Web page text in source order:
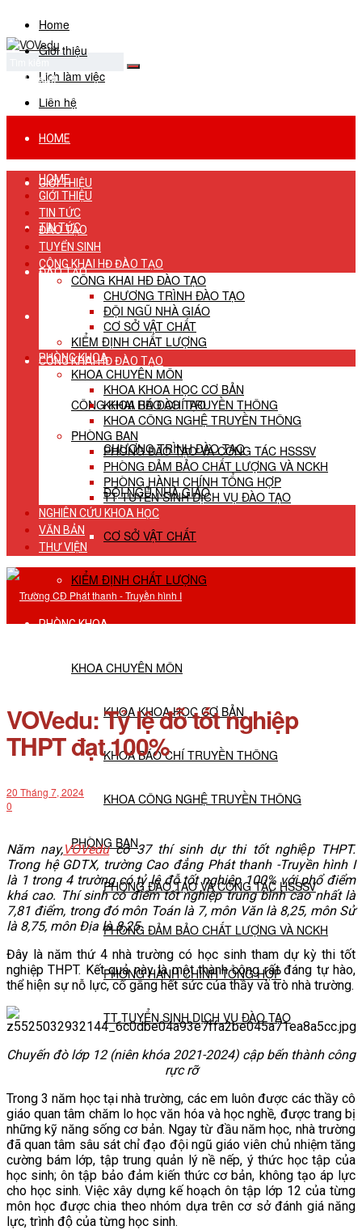
Home
Giới thiệu
Lịch làm việc
Liên hệ
No Result
View All Result
HOME
GIỚI THIỆU
TIN TỨC
ĐÀO TẠO
TUYỂN SINH
CÔNG KHAI HĐ ĐÀO TẠO
CÔNG KHAI HĐ ĐÀO TẠO
CHƯƠNG TRÌNH ĐÀO TẠO
ĐỘI NGŨ NHÀ GIÁO
CƠ SỞ VẬT CHẤT
KIỂM ĐỊNH CHẤT LƯỢNG
PHÒNG KHOA
KHOA CHUYÊN MÔN
KHOA KHOA HỌC CƠ BẢN
KHOA BÁO CHÍ TRUYỀN THÔNG
KHOA CÔNG NGHỆ TRUYỀN THÔNG
PHÒNG BAN
PHÒNG ĐÀO TẠO VÀ CÔNG TÁC HSSSV
PHÒNG ĐẢM BẢO CHẤT LƯỢNG VÀ NCKH
PHÒNG HÀNH CHÍNH TỔNG HỢP
TT TUYỂN SINH DỊCH VỤ ĐÀO TẠO
NGHIÊN CỨU KHOA HỌC
VĂN BẢN
THƯ VIỆN
HOME
GIỚI THIỆU
TIN TỨC
ĐÀO TẠO
TUYỂN SINH
CÔNG KHAI HĐ ĐÀO TẠO
CÔNG KHAI HĐ ĐÀO TẠO
CHƯƠNG TRÌNH ĐÀO TẠO
ĐỘI NGŨ NHÀ GIÁO
CƠ SỞ VẬT CHẤT
KIỂM ĐỊNH CHẤT LƯỢNG
PHÒNG KHOA
KHOA CHUYÊN MÔN
KHOA KHOA HỌC CƠ BẢN
KHOA BÁO CHÍ TRUYỀN THÔNG
KHOA CÔNG NGHỆ TRUYỀN THÔNG
PHÒNG BAN
PHÒNG ĐÀO TẠO VÀ CÔNG TÁC HSSSV
PHÒNG ĐẢM BẢO CHẤT LƯỢNG VÀ NCKH
PHÒNG HÀNH CHÍNH TỔNG HỢP
TT TUYỂN SINH DỊCH VỤ ĐÀO TẠO
NGHIÊN CỨU KHOA HỌC
VĂN BẢN
THƯ VIỆN
VOVedu: Tỷ lệ đỗ tốt nghiệp
THPT đạt 100%
20 Tháng 7, 2024
0
Năm nay,VOVeducó 37 thí sinh dự thi tốt nghiệp THPT.
Trong hệ GDTX, trường Cao đẳng Phát thanh -Truyền hình I
là 1 trong 4 trường có tỷ lệ đỗ tốt nghiệp 100% với phổ điểm
khá cao. Thí sinh có điểm tốt nghiệp trung bình cao nhất là
7,81 điểm, trong đó môn Toán là 7, môn Văn là 8,25, môn Sử
là 8,75, môn Địa là 8,25.
Đây là năm thứ 4 nhà trường có học sinh tham dự kỳ thi tốt
nghiệp THPT. Kết quả này là một thành công rất đáng tự hào,
thể hiện sự nỗ lực, cố gắng hết sức của thầy và trò nhà trường.
Chuyến đò lớp 12 (niên khóa 2021-2024) cập bến thành công
rực rỡ
Trong 3 năm học tại nhà trường, các em luôn được các thầy cô
giáo quan tâm chăm lo học văn hóa và học nghề, được trang bị
những kỹ năng sống cơ bản. Ngay từ đầu năm học, nhà trường
đã quan tâm sâu sát chỉ đạo đội ngũ giáo viên chủ nhiệm tăng
cường bám lớp, tập trung quản lý nề nếp, ý thức học tập của
học sinh; ôn tập bảo đảm kiến thức cơ bản, không tạo áp lực
cho học sinh. Việc xây dựng kế hoạch ôn tập lớp 12 của từng
môn học được chia theo nhóm dựa trên cơ sở đánh giá năng
lực, trình độ của từng học sinh.